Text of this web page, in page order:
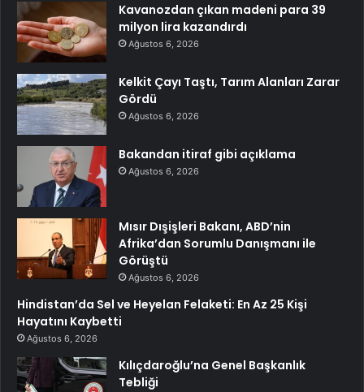
Kavanozdan çıkan madeni para 39
milyon lira kazandırdı
Ağustos 6, 2026
Kelkit Çayı Taştı, Tarım Alanları Zarar
Gördü
Ağustos 6, 2026
Bakandan itiraf gibi açıklama
Ağustos 6, 2026
Mısır Dışişleri Bakanı, ABD’nin
Afrika’dan Sorumlu Danışmanı ile
Görüştü
Ağustos 6, 2026
Hindistan’da Sel ve Heyelan Felaketi: En Az 25 Kişi
Hayatını Kaybetti
Ağustos 6, 2026
Kılıçdaroğlu’na Genel Başkanlık
Tebliği